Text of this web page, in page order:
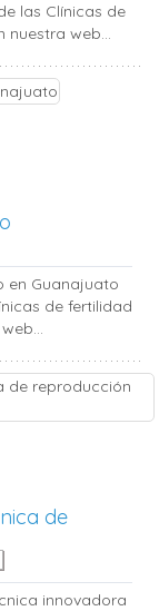
las Clínicas de
nuestra web...
en Guanajuato
de fertilidad
de
innovadora